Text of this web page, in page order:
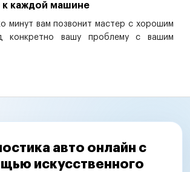
к каждой машине
минут вам позвонит мастер с хорошим
конкретно вашу проблему с вашим
авто онлайн с
искусственного